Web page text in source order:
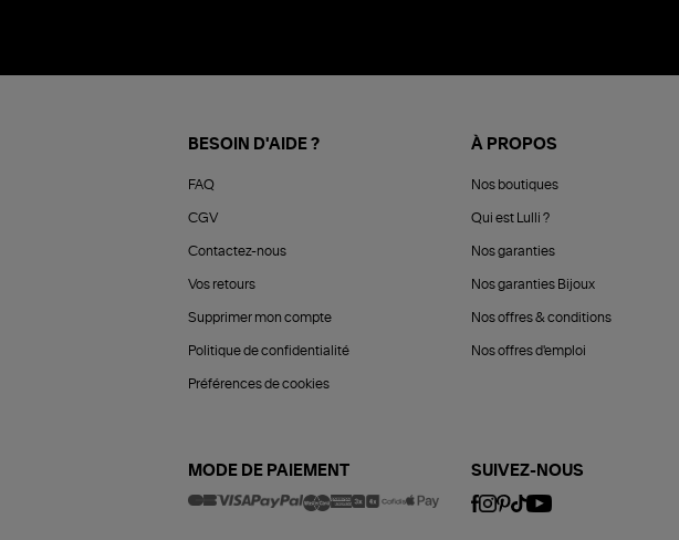
BESOIN D'AIDE ?
FAQ
CGV
Contactez-nous
Vos retours
Supprimer mon compte
Politique de confidentialité
Préférences de cookies
À PROPOS
Nos boutiques
Qui est Lulli ?
Nos garanties
Nos garanties Bijoux
Nos offres & conditions
Nos offres d'emploi
MODE DE PAIEMENT SUIVEZ-NOUS